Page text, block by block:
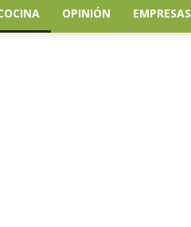
OPINIÓN EMPRESAS